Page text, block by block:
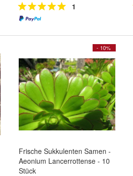
1
- 10%
Frische Sukkulenten Samen -
Aeonium Lancerrottense - 10
Stück